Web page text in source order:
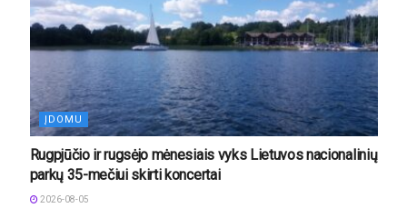
ĮDOMU
Rugpjūčio ir rugsėjo mėnesiais vyks Lietuvos nacionalinių
parkų 35-mečiui skirti koncertai
2026-08-05